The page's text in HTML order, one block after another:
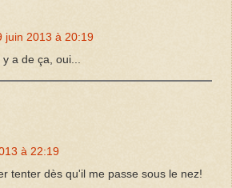
juin 2013 à 20:19
a de ça, oui...
à 22:19
tenter dès qu'il me passe sous le nez!